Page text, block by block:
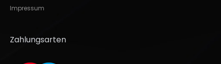
Impressum
Zahlungsarten